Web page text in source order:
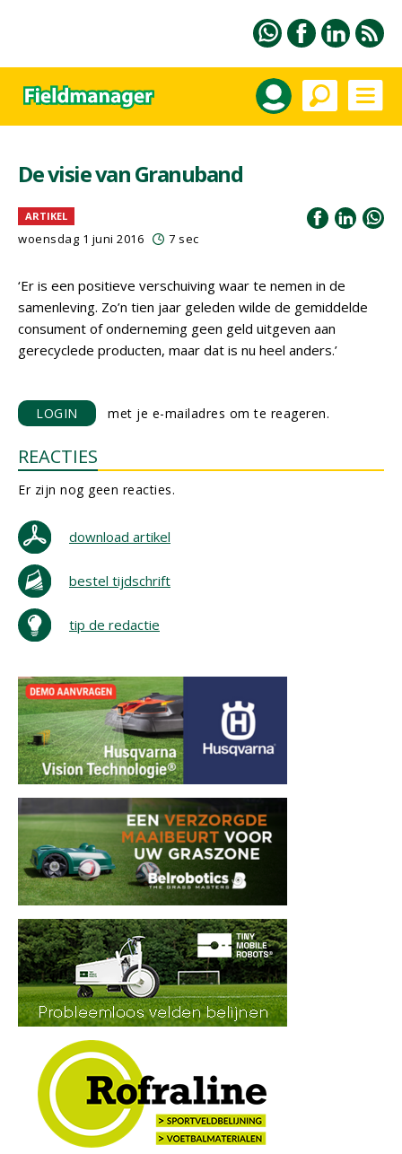
De visie van Granuband
ARTIKEL
woensdag 1 juni 2016 7 sec
‘Er is een positieve verschuiving waar te nemen in de
samenleving. Zo’n tien jaar geleden wilde de gemiddelde
consument of onderneming geen geld uitgeven aan
gerecyclede producten, maar dat is nu heel anders.’
LOGIN met je e-mailadres om te reageren.
REACTIES
Er zijn nog geen reacties.
download artikel
bestel tijdschrift
tip de redactie